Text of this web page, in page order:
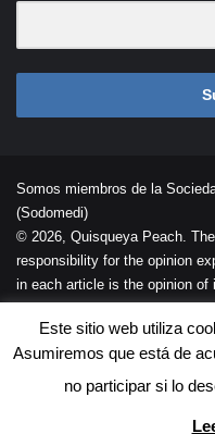
Somos miembros de la
(Sodomedi)
© 2026, Quisqueya Peach.
responsibility for the opinion
in each article is the opinion
Este sitio web utiliza
Asumiremos que está de
no participar si lo